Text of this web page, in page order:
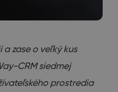
zase o veľký kus
CRM siedmej
prostredia